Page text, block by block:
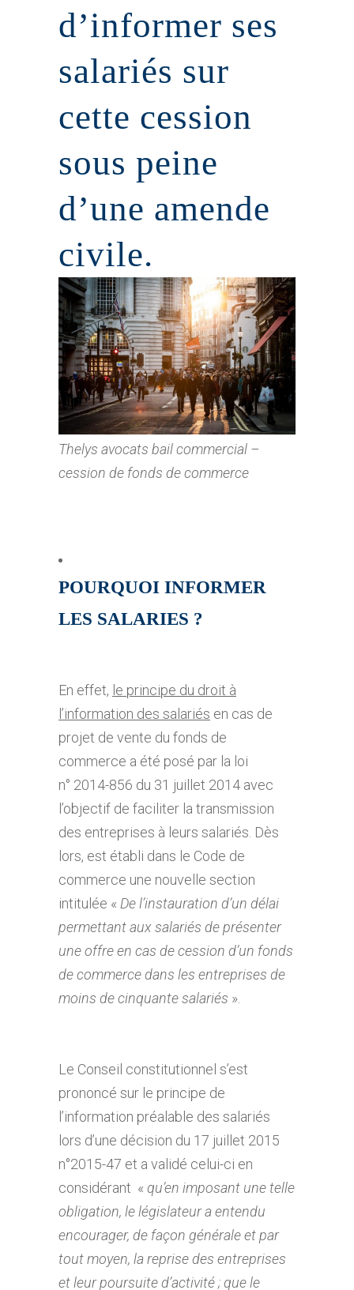
d’informer ses
salariés sur
cette cession
sous peine
d’une amende
civile.
Thelys avocats bail commercial –
cession de fonds de commerce
POURQUOI INFORMER
LES SALARIES ?
En effet, le principe du droit à
l’information des salariés en cas de
projet de vente du fonds de
commerce a été posé par la loi
n° 2014-856 du 31 juillet 2014 avec
l’objectif de faciliter la transmission
des entreprises à leurs salariés. Dès
lors, est établi dans le Code de
commerce une nouvelle section
intitulée « De l’instauration d’un délai
permettant aux salariés de présenter
une offre en cas de cession d’un fonds
de commerce dans les entreprises de
moins de cinquante salariés ».
Le Conseil constitutionnel s’est
prononcé sur le principe de
l’information préalable des salariés
lors d’une décision du 17 juillet 2015
n°2015-47 et a validé celui-ci en
considérant « qu’en imposant une telle
obligation, le législateur a entendu
encourager, de façon générale et par
tout moyen, la reprise des entreprises
et leur poursuite d’activité ; que le